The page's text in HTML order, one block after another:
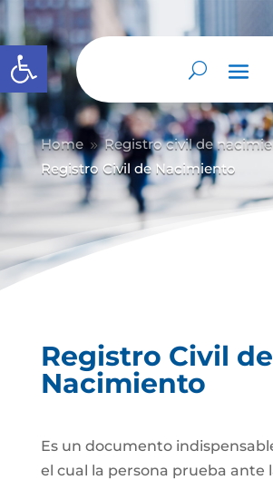
Abrir barra de herramientas
Home 9 Registro civil de
Registro Civil de Nacimiento
Registro Civil de
Nacimiento
Es un documento
el cual la persona prueba ante